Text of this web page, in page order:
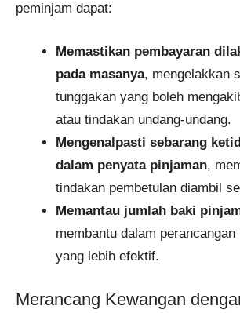
peminjam dapat:
Memastikan pembayaran
pada masanya, mengelakkan
tunggakan yang boleh
atau tindakan undang-undang.​
Mengenalpasti sebarang
dalam penyata pinjaman,
tindakan pembetulan diambil
Memantau jumlah baki
membantu dalam perancangan
yang lebih efektif.​
Merancang Kewangan